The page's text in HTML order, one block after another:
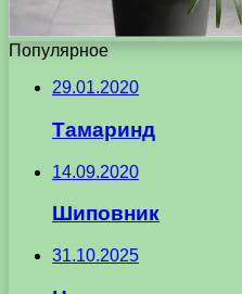
Популярное
29.01.2020
Тамаринд
14.09.2020
Шиповник
31.10.2025